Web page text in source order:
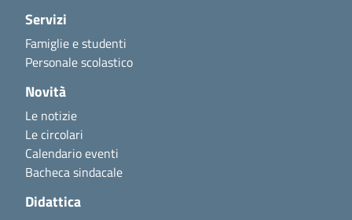
Servizi
Famiglie e studenti
Personale scolastico
Novità
Le notizie
Le circolari
Calendario eventi
Bacheca sindacale
Didattica